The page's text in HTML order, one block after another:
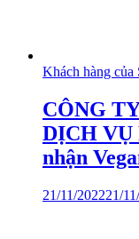
Khách hàng của
CÔNG
DỊCH VỤ
nhận
21/11/202221/